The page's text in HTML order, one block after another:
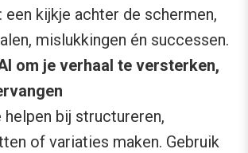
een kijkje achter de schermen,
mislukkingen én successen.
om je verhaal te versterken,
helpen bij structureren,
of variaties maken. Gebruik